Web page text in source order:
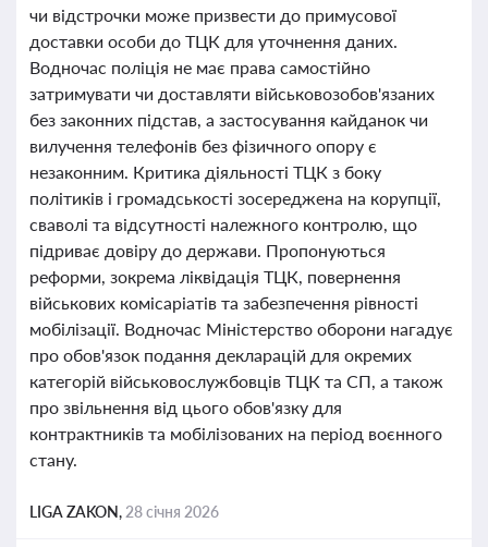
чи відстрочки може призвести до примусової
доставки особи до ТЦК для уточнення даних.
Водночас поліція не має права самостійно
затримувати чи доставляти військовозобов'язаних
без законних підстав, а застосування кайданок чи
вилучення телефонів без фізичного опору є
незаконним. Критика діяльності ТЦК з боку
політиків і громадськості зосереджена на корупції,
сваволі та відсутності належного контролю, що
підриває довіру до держави. Пропонуються
реформи, зокрема ліквідація ТЦК, повернення
військових комісаріатів та забезпечення рівності
мобілізації. Водночас Міністерство оборони нагадує
про обов'язок подання декларацій для окремих
категорій військовослужбовців ТЦК та СП, а також
про звільнення від цього обов'язку для
контрактників та мобілізованих на період воєнного
стану.
LIGA ZAKON, 28 січня 2026